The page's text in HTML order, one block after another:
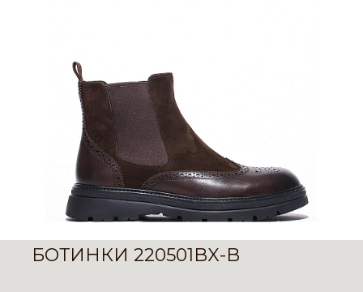
БОТИНКИ 220501BX-B